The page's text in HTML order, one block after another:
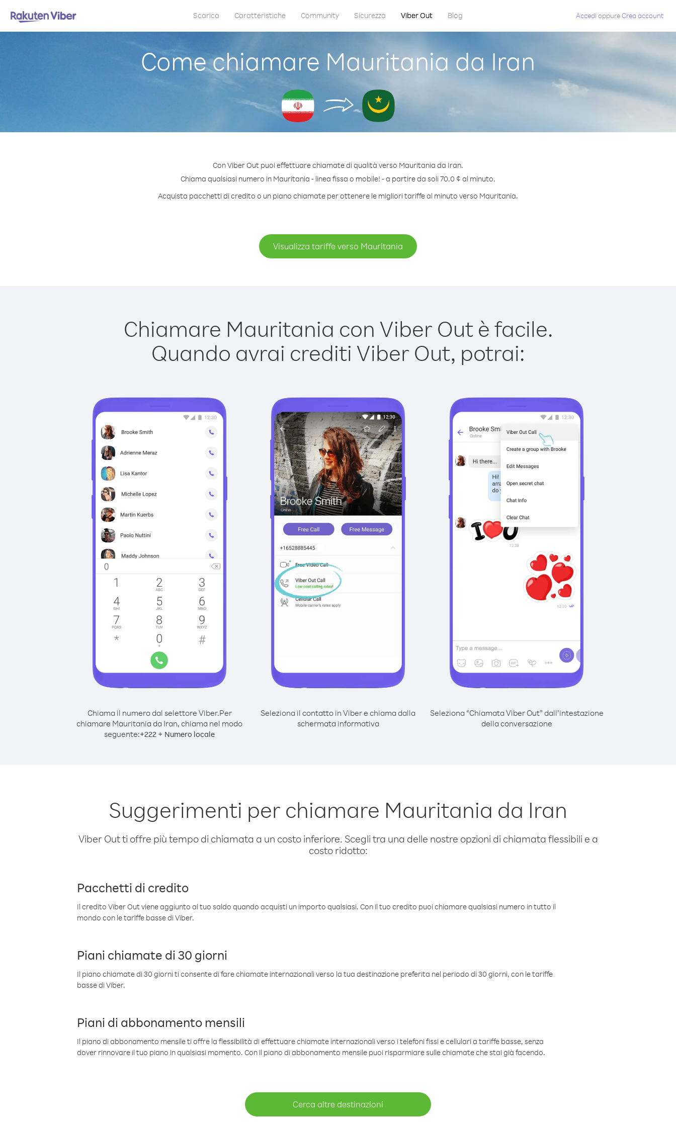
Scarica Caratteristiche Community Sicurezza Viber Out Blog Accedi oppureCrea account
Come chiamare Mauritania da Iran
Con Viber Out puoi effettuare chiamate di qualità verso Mauritania da Iran.
Chiama qualsiasi numero in Mauritania - linea fissa o mobile! - a partire da soli 70.0 ¢ al minuto.
Acquista pacchetti di credito o un piano chiamate per ottenere le migliori tariffe al minuto verso Mauritania.
Visualizza tariffe verso Mauritania
Chiamare Mauritania con Viber Out è facile.
Quando avrai crediti Viber Out, potrai:
Chiama il numero dal selettore Viber.Per
chiamare Mauritania da Iran, chiama nel modo
seguente:+222 + Numero locale
Seleziona il contatto in Viber e chiama dalla
schermata informativa
Seleziona “Chiamata Viber Out” dall’intestazione
della conversazione
Suggerimenti per chiamare Mauritania da Iran
Viber Out ti offre più tempo di chiamata a un costo inferiore. Scegli tra una delle nostre opzioni di chiamata flessibili e a
costo ridotto:
Pacchetti di credito
Il credito Viber Out viene aggiunto al tuo saldo quando acquisti un importo qualsiasi. Con il tuo credito puoi chiamare qualsiasi numero in tutto il
mondo con le tariffe basse di Viber.
Piani chiamate di 30 giorni
Il piano chiamate di 30 giorni ti consente di fare chiamate internazionali verso la tua destinazione preferita nel periodo di 30 giorni, con le tariffe
basse di Viber.
Piani di abbonamento mensili
Il piano di abbonamento mensile ti offre la flessibilità di effettuare chiamate internazionali verso i telefoni fissi e cellulari a tariffe basse, senza
dover rinnovare il tuo piano in qualsiasi momento. Con il piano di abbonamento mensile puoi risparmiare sulle chiamate che stai già facendo.
Cerca altre destinazioni